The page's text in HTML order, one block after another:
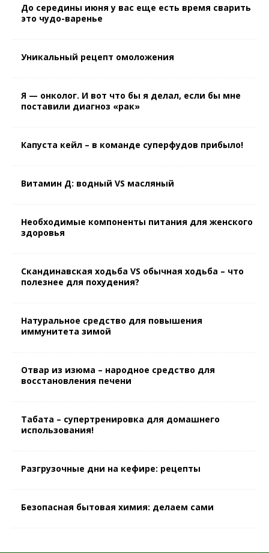
До середины июня у вас еще есть время сварить
это чудо-варенье
Уникальный рецепт омоложения
Я — онколог. И вот что бы я делал, если бы мне
поставили диагноз «рак»
Капуста кейл – в команде суперфудов прибыло!
Витамин Д: водный VS масляный
Необходимые компоненты питания для женского
здоровья
Скандинавская ходьба VS обычная ходьба – что
полезнее для похудения?
Натуральное средство для повышения
иммунитета зимой
Отвар из изюма – народное средство для
восстановления печени
Табата – супертренировка для домашнего
использования!
Разгрузочные дни на кефире: рецепты
Безопасная бытовая химия: делаем сами